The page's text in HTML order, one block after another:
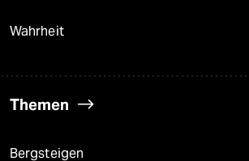
Wahrheit
Themen
Bergsteigen